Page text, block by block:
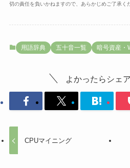
切の責任を負いかねますので、あらかじめご了承く
用語辞典 五十音一覧 暗号資産・
よかったらシェ
CPUマイニング